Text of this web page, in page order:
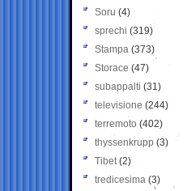
Soru (4)
sprechi (319)
Stampa (373)
Storace (47)
subappalti (31)
televisione(244)
terremoto (402)
thyssenkrupp (3)
Tibet(2)
tredicesima (3)